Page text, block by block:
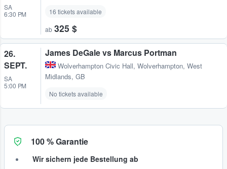
SA
6:30 PM
16 tickets available
ab 325 $
26.
SEPT.
SA
5:00 PM
James DeGale vs Marcus Portman
Wolverhampton Civic Hall, Wolverhampton, West
Midlands, GB
No tickets available
100 % Garantie
Wir sichern jede Bestellung ab